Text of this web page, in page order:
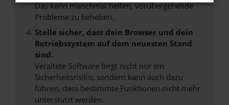
Das kann manchmal helfen, vorübergehende
Probleme zu beheben.
Stelle sicher, dass dein Browser und dein
Betriebssystem auf dem neuesten Stand
sind.
Veraltete Software birgt nicht nur ein
Sicherheitsrisiko, sondern kann auch dazu
führen, dass bestimmte Funktionen nicht mehr
unterstützt werden.